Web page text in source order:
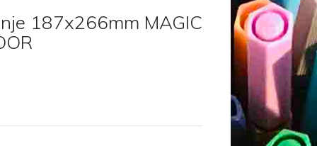
187x266mm MAGIC